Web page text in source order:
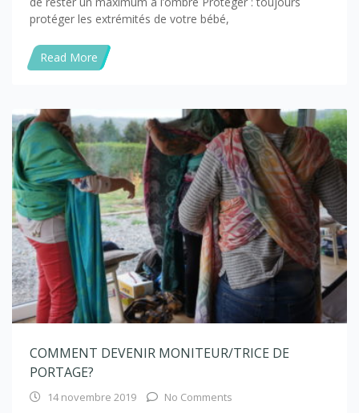
protéger les extrémités de votre bébé,
Read More
COMMENT DEVENIR MONITEUR/TRICE DE
PORTAGE?
14 novembre 2019 No Comments